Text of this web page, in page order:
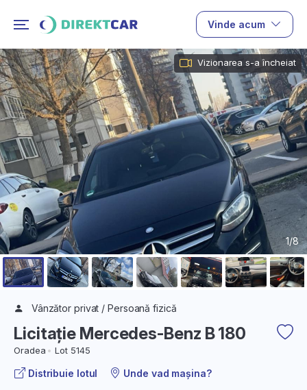
Vinde acum
Licitație Mercedes-Benz B 180
Oradea Lot 5145
1/8
Vizionarea s-a încheiat
Vânzător privat / Persoană fizică
Distribuie lotul Unde vad mașina?